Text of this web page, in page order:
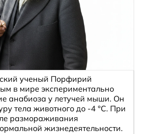
ученый Порфирий
в мире экспериментально
анабиоза у летучей мыши. Он
тела животного до -4 °C. При
размораживания
жизнедеятельности.